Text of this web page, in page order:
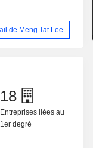
de Meng Tat Lee
18
Entreprises liées au
1er degré